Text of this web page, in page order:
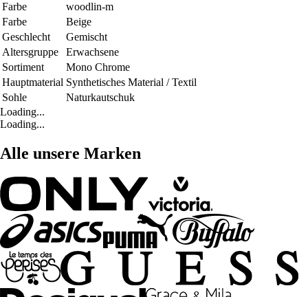
Farbe
woodlin-m
Farbe
Beige
Geschlecht
Gemischt
Altersgruppe
Erwachsene
Sortiment
Mono Chrome
Hauptmaterial Synthetisches Material / Textil
Sohle
Naturkautschuk
Loading...
Loading...
Alle unsere Marken